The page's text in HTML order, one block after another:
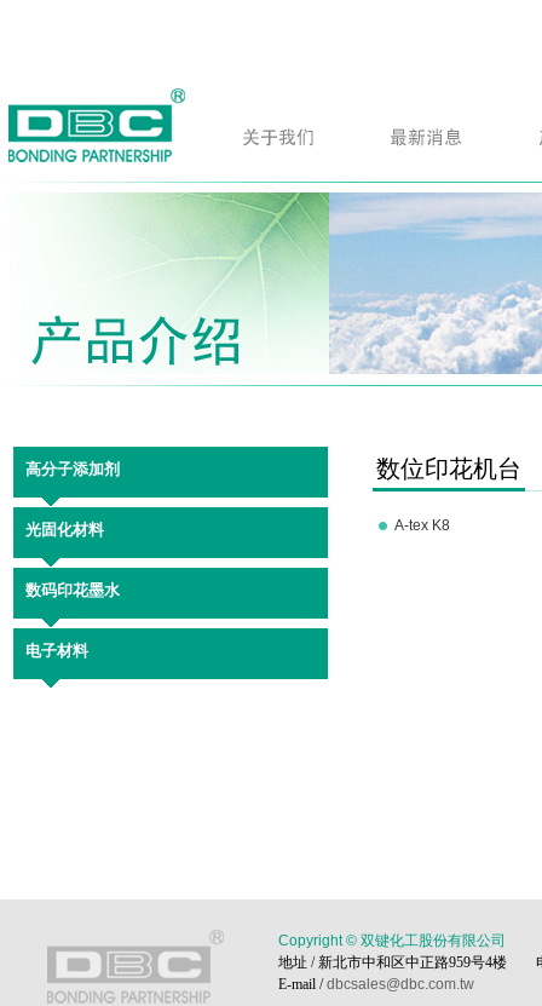
高分子添加剂
光固化材料
数码印花墨水
电子材料
数位印花机台
A-tex K8
Copyright © 双键化工股份有限公司
地址 / 新北市中和区中正路959号4楼
E-mail /dbcsales@dbc.com.tw